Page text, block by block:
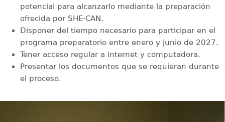
potencial para alcanzarlo mediante la preparación
ofrecida por SHE-CAN.
Disponer del tiempo necesario para participar en el
programa preparatorio entre enero y junio de 2027.
Tener acceso regular a internet y computadora.
Presentar los documentos que se requieran durante
el proceso.